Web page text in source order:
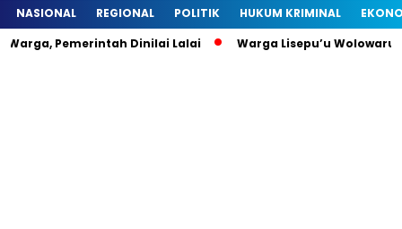
NASIONAL REGIONAL POLITIK HUKUM KRIMINAL
Pemerintah Dinilai Lalai
Warga Lisepu’u Wolowaru